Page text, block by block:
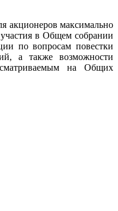
акционеров максимально
в Общем собрании
по вопросам повестки
а также возможности
на Общих